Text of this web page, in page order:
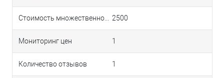
2500
Мониторинг цен 1
Количество отзывов 1